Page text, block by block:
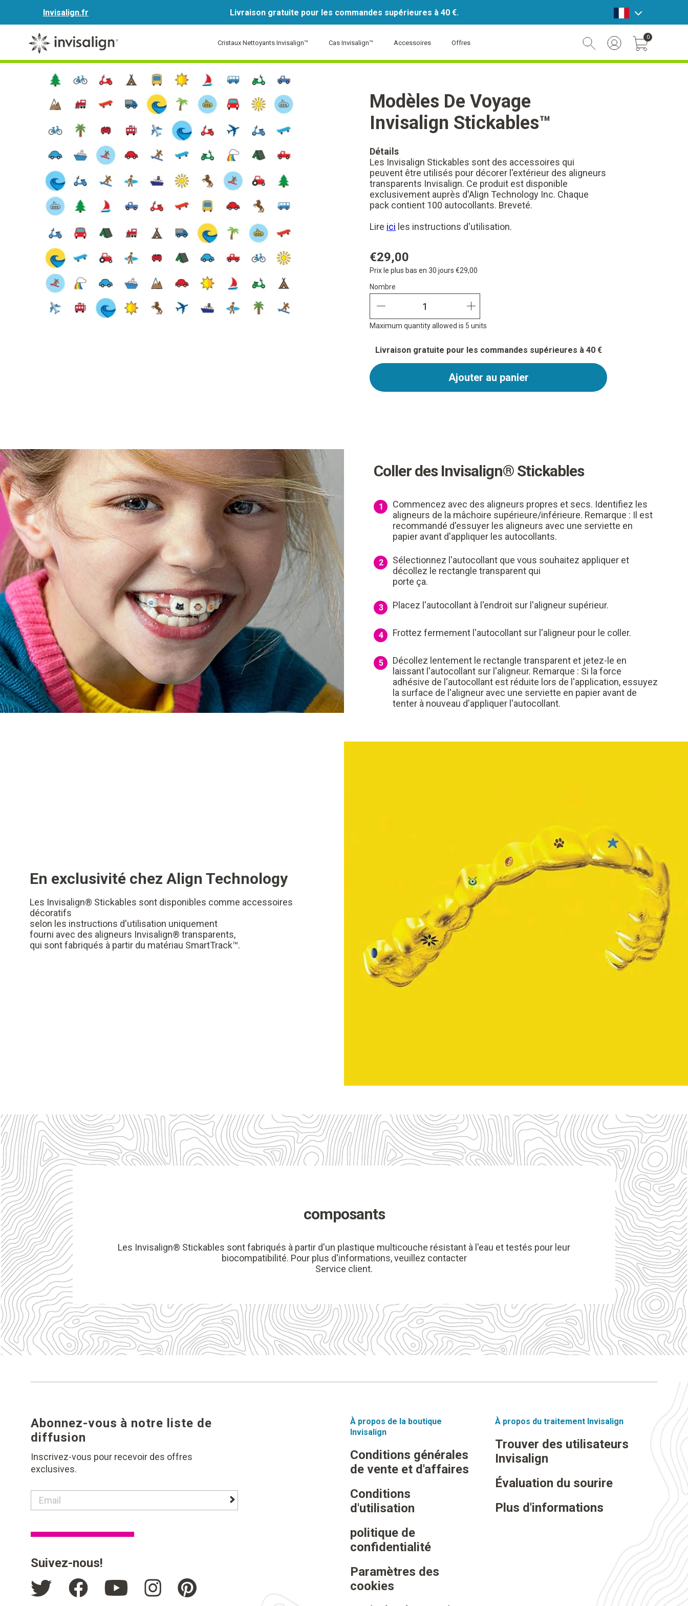
Invisalign.fr Livraison gratuite pour les commandes supérieures à 40 €. announcement bar
Cristaux Nettoyants Invisalign™ Cas Invisalign™ Accessoires
Offres
0
Modèles De Voyage
Invisalign Stickables™
Détails
Les Invisalign Stickables sont des accessoires qui
peuvent être utilisés pour décorer l'extérieur des aligneurs
transparents Invisalign. Ce produit est disponible
exclusivement auprès d'Align Technology Inc. Chaque
pack contient 100 autocollants. Breveté.
Lire ici les instructions d'utilisation.
€29,00
Prix le plus bas en 30 jours €29,00
Nombre
Nombre
Maximum quantity allowed is 5 units
Livraison gratuite pour les commandes supérieures à 40 €
Ajouter au panier
Coller des Invisalign® Stickables
1
Commencez avec des aligneurs propres et secs. Identifiez les
aligneurs de la mâchoire supérieure/inférieure. Remarque : Il est
recommandé d'essuyer les aligneurs avec une serviette en
papier avant d'appliquer les autocollants.
2
Sélectionnez l'autocollant que vous souhaitez appliquer et
décollez le rectangle transparent qui
porte ça.
3 Placez l'autocollant à l'endroit sur l'aligneur supérieur.
4 Frottez fermement l'autocollant sur l'aligneur pour le coller.
5
Décollez lentement le rectangle transparent et jetez-le en
laissant l'autocollant sur l'aligneur. Remarque : Si la force
adhésive de l'autocollant est réduite lors de l'application, essuyez
la surface de l'aligneur avec une serviette en papier avant de
tenter à nouveau d'appliquer l'autocollant.
En exclusivité chez Align Technology
Les Invisalign® Stickables sont disponibles comme accessoires
décoratifs
selon les instructions d'utilisation uniquement
fourni avec des aligneurs Invisalign® transparents,
qui sont fabriqués à partir du matériau SmartTrack™.
composants
Les Invisalign® Stickables sont fabriqués à partir d'un plastique multicouche résistant à l'eau et testés pour leur
biocompatibilité. Pour plus d'informations, veuillez contacter
Service client.
Abonnez-vous à notre liste de
diffusion
Inscrivez-vous pour recevoir des offres
exclusives.
contact email label
footer newsletter signup button
Suivez-nous!
À propos de la boutique
Invisalign
Conditions générales
de vente et d'affaires
Conditions
d'utilisation
politique de
confidentialité
Paramètres des
cookies
À propos du traitement Invisalign
Trouver des utilisateurs
Invisalign
Évaluation du sourire
Plus d'informations